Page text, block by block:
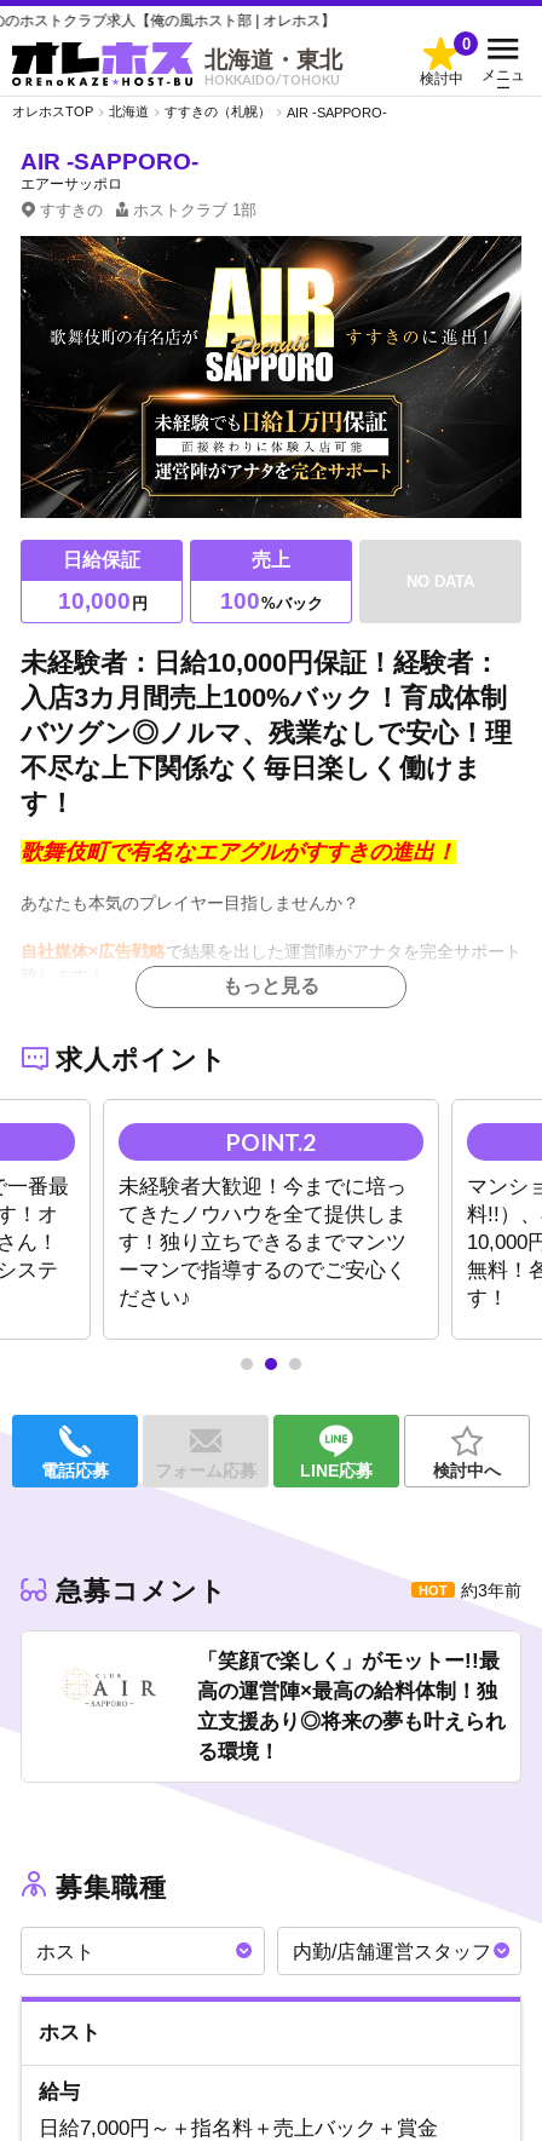
求人【俺の風ホスト部 | オレホス】
北海道・東北
HOKKAIDO/TOHOKU 検討中
0
メニュ
ー
オレホスTOP 北海道 すすきの（札幌） AIR -SAPPORO-
AIR -SAPPORO-
エアーサッポロ
すすきの ホストクラブ 1部
日給保証
10,000 円
売上
100%バック
NO DATA
未経験者：日給10,000円保証！経験者：
入店3カ月間売上100%バック！育成体制
バツグン◎ノルマ、残業なしで安心！理
不尽な上下関係なく毎日楽しく働けま
す！
歌舞伎町で有名なエアグルがすすきの進出！
あなたも本気のプレイヤー目指しませんか？
自社媒体×広告戦略で結果を出した運営陣がアナタを完全サポート
◆日給10,000円保証
◆移籍金用意あり
◆ヘアメイク1カ月無料
寮費3カ月無料
◆最初の宣材用撮影無料
◆ 年2回旅行あり
◆
レクリエーションの充実
◆ 小計100%バック
☆ﾟ+o｡☆｡o+ﾟ☆ﾟ+o｡☆｡o+ﾟ☆ﾟ
エアグルで働くメリット！
年間2億を投資！圧倒的な宣伝力で有名ホストを目指せます！
②メディアや芸能界との強いパイプ
テレビや雑誌などに強いパイプを持つ当グループだから芸能界デ
お店探しに迷っても安心♪気になる店舗を見学して自分に合うお店
さらに...将来的にも不安なし！！
ホストを卒業したあとの人生が心配という方は多いですよね。
当グループはキャスト1人1人の個性を尊重して独立支援を行って
います！
BAR経営、FC展開、レストラン経営など。夢や目標も叶えられま
す！
徹底した育成プランやマニュアルで全てのノウハウを提供いたし
ます！
面接終わりに体験入店可能◎
まずはご質問やご相談だけもOKです！
お気軽にご応募ください。
もっと見る
求人ポイント
番最
！オ
ん！
ステ
未経験者大歓迎！今までに培っ
てきたノウハウを全て提供しま
す！独り立ちできるまでマンツ
ーマンで指導するのでご安心く
ださい♪
マンシ
料!!）
10,000
無料！
す！
電話応募 フォーム応募 LINE応募 検討中へ
急募コメント 約3年前
「笑顔で楽しく」がモットー!!最
高の運営陣×最高の給料体制！独
立支援あり◎将来の夢も叶えられ
る環境！
募集職種
ホスト 内勤/店舗運営スタッフ
ホスト
給与
日給7,000円～＋指名料＋売上バック＋賞金